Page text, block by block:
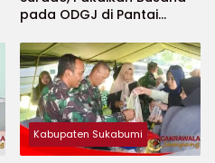
pada ODGJ di Pantai
Kabupaten Sukabumi